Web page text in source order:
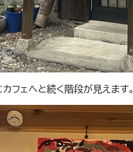
フェへと続く階段が見えます。